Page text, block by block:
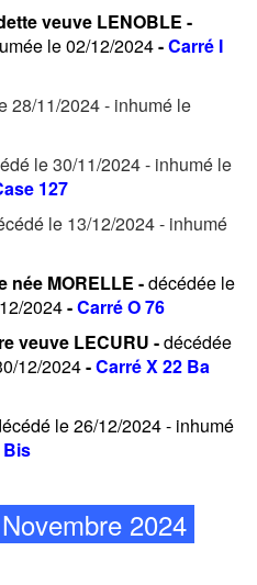
veuve LENOBLE -
le 02/12/2024-Carré I
28/11/2024 - inhumé le
le 30/11/2024 - inhumé le
127
le 13/12/2024 - inhumé
née MORELLE -décédée le
2024-Carré O 76
veuve LECURU -décédée
12/2024-Carré X 22 Ba
le 26/12/2024 - inhumé
Bis
2024